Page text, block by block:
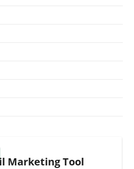
Marketing Tool